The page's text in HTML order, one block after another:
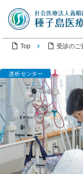
Top 受診のご